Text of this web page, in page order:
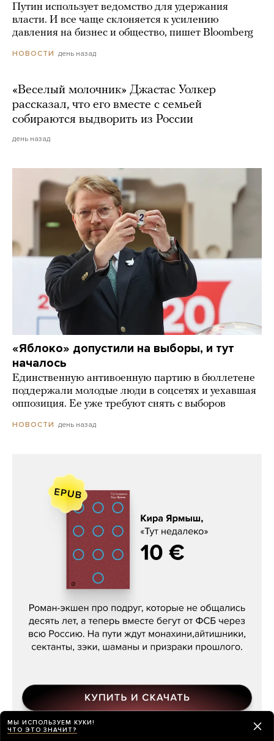
Путин использует ведомство для удержания
власти. И все чаще склоняется к усилению
давления на бизнес и общество, пишет Bloomberg
НОВОСТИ день назад
«Веселый молочник» Джастас Уолкер
рассказал, что его вместе с семьей
собираются выдворить из России
день назад
«Яблоко» допустили на выборы, и тут
началось
Единственную антивоенную партию в бюллетене
поддержали молодые люди в соцсетях и уехавшая
оппозиция. Ее уже требуют снять с выборов
НОВОСТИ день назад
Кира Ярмыш, «Тут недалеко»
МЫ ИСПОЛЬЗУЕМ КУКИ!
ЧТО ЭТО ЗНАЧИТ?